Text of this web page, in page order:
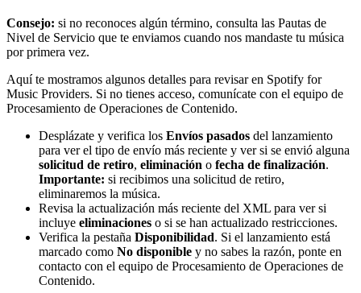
Consejo: si no reconoces algún término, consulta las Pautas de
Nivel de Servicio que te enviamos cuando nos mandaste tu música
por primera vez.
Aquí te mostramos algunos detalles para revisar en Spotify for
Music Providers. Si no tienes acceso, comunícate con el equipo de
Procesamiento de Operaciones de Contenido.
Desplázate y verifica los Envíos pasados del lanzamiento
para ver el tipo de envío más reciente y ver si se envió alguna
solicitud de retiro, eliminación o fecha de finalización.
Importante: si recibimos una solicitud de retiro,
eliminaremos la música.
Revisa la actualización más reciente del XML para ver si
incluye eliminaciones o si se han actualizado restricciones.
Verifica la pestaña Disponibilidad. Si el lanzamiento está
marcado como No disponible y no sabes la razón, ponte en
contacto con el equipo de Procesamiento de Operaciones de
Contenido.